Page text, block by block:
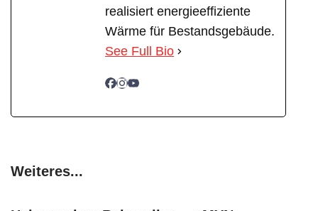
realisiert energieeffiziente
Wärme für Bestandsgebäude.
See Full Bio
Weiteres...